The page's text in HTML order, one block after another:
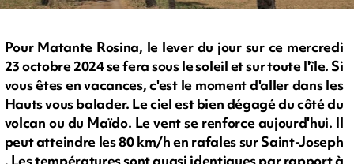
Pour Matante Rosina, le lever du jour sur ce mercredi
23 octobre 2024 se fera sous le soleil et sur toute l'île. Si
vous êtes en vacances, c'est le moment d'aller dans les
Hauts vous balader. Le ciel est bien dégagé du côté du
volcan ou du Maïdo. Le vent se renforce aujourd'hui. Il
peut atteindre les 80 km/h en rafales sur Saint-Joseph